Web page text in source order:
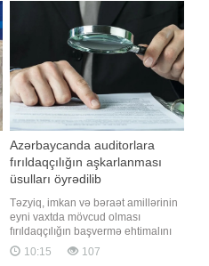
bildirir ki, təbrik məktubunda deyilir:.
"Hörmətli cənab Prezident,.
Sinqapur Respublikasının milli
bayramı münasibətilə Sizə v
Azərbaycanda auditorlara
fırıldaqçılığın aşkarlanması
üsulları öyrədilib
Təzyiq, imkan və bəraət amillərinin
eyni vaxtda mövcud olması
fırıldaqçılığın başvermə ehtimalını
artırır. "Report" xəbər verir ki, bu
barədə Auditorlar Palatasında
10:15 107